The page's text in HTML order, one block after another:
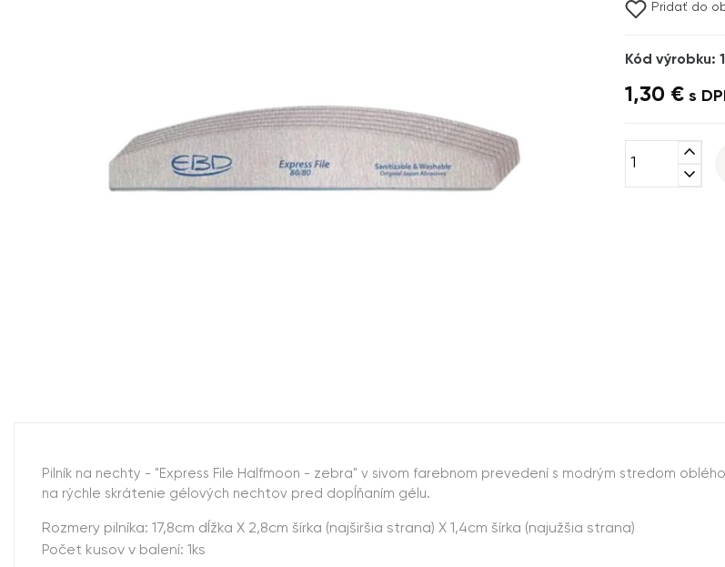
Pridať do
Kód výrobku:
1,30 € s
expand_less
expand_more
Pilník na nechty - "Express File Halfmoon - zebra" v sivom farebnom prevedení s modrým stredom
na rýchle skrátenie gélových nechtov pred dopĺňaním gélu.
Rozmery pilníka: 17,8cm dĺžka X 2,8cm šírka (najširšia strana) X 1,4cm šírka (najužšia strana)
Počet kusov v balení: 1ks